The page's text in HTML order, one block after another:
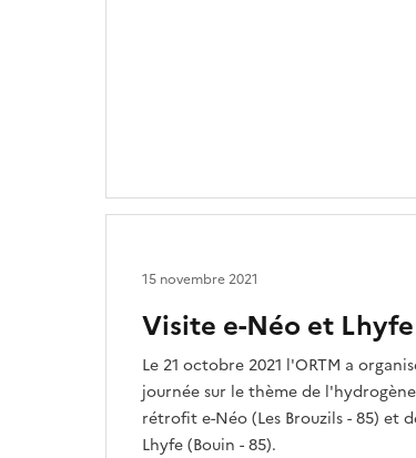
Visite e-Néo et Lhyfe
Le 21 octobre 2021 l'ORTM a
journée sur le thème de
rétrofit e-Néo (Les Brouzils - 85)
Lhyfe (Bouin - 85).
15 novembre 2021